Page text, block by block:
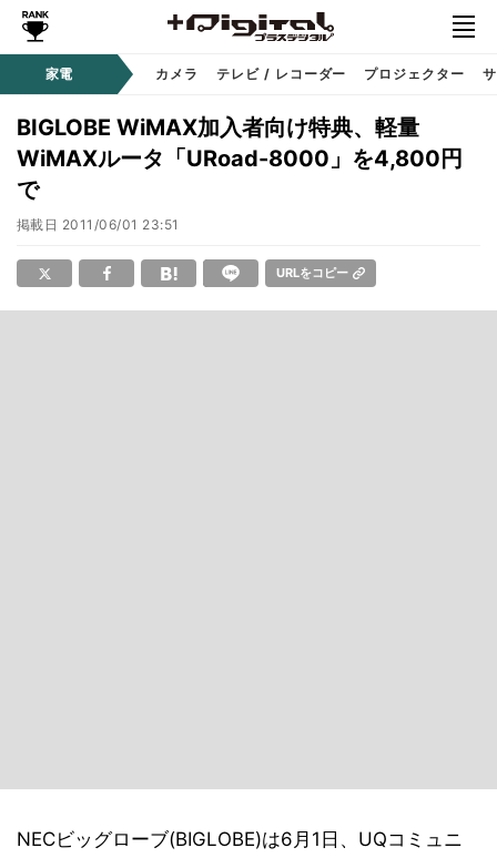
家電 カメラ テレビ / レコーダー プロジェクター
BIGLOBE WiMAX加入者向け特典、軽量
WiMAXルータ「URoad-8000」を4,800円
で
掲載日 2011/06/01 23:51
URLをコピー
NECビッグローブ(BIGLOBE)は6月1日、UQコミュニ